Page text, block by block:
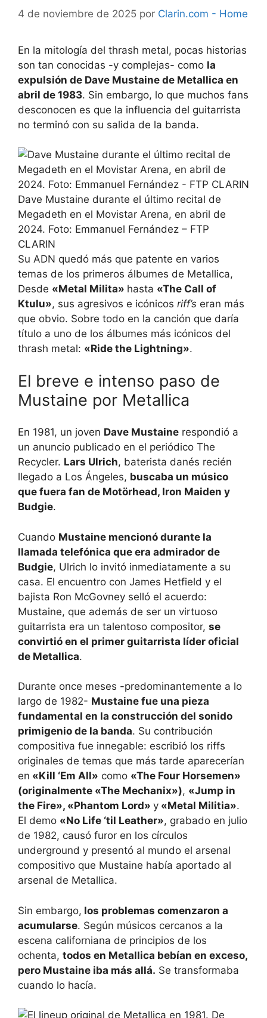
4 de noviembre de 2025 por Clarin.com - Home
En la mitología del thrash metal, pocas historias
son tan conocidas -y complejas- como la
expulsión de Dave Mustaine de Metallica en
abril de 1983. Sin embargo, lo que muchos fans
desconocen es que la influencia del guitarrista
no terminó con su salida de la banda.
Dave Mustaine durante el último recital de
Megadeth en el Movistar Arena, en abril de
2024. Foto: Emmanuel Fernández – FTP
CLARIN
Su ADN quedó más que patente en varios
temas de los primeros álbumes de Metallica,
Desde «Metal Milita» hasta «The Call of
Ktulu», sus agresivos e icónicos riff’s eran más
que obvio. Sobre todo en la canción que daría
título a uno de los álbumes más icónicos del
thrash metal: «Ride the Lightning».
El breve e intenso paso de
Mustaine por Metallica
En 1981, un joven Dave Mustaine respondió a
un anuncio publicado en el periódico The
Recycler. Lars Ulrich, baterista danés recién
llegado a Los Ángeles, buscaba un músico
que fuera fan de Motörhead, Iron Maiden y
Budgie.
Cuando Mustaine mencionó durante la
llamada telefónica que era admirador de
Budgie, Ulrich lo invitó inmediatamente a su
casa. El encuentro con James Hetfield y el
bajista Ron McGovney selló el acuerdo:
Mustaine, que además de ser un virtuoso
guitarrista era un talentoso compositor, se
convirtió en el primer guitarrista líder oficial
de Metallica.
Durante once meses -predominantemente a lo
largo de 1982- Mustaine fue una pieza
fundamental en la construcción del sonido
primigenio de la banda. Su contribución
compositiva fue innegable: escribió los riffs
originales de temas que más tarde aparecerían
en «Kill ‘Em All» como «The Four Horsemen»
(originalmente «The Mechanix»), «Jump in
the Fire», «Phantom Lord» y «Metal Militia».
El demo «No Life ‘til Leather», grabado en julio
de 1982, causó furor en los círculos
underground y presentó al mundo el arsenal
compositivo que Mustaine había aportado al
arsenal de Metallica.
Sin embargo, los problemas comenzaron a
acumularse. Según músicos cercanos a la
escena californiana de principios de los
ochenta, todos en Metallica bebían en exceso,
pero Mustaine iba más allá. Se transformaba
cuando lo hacía.